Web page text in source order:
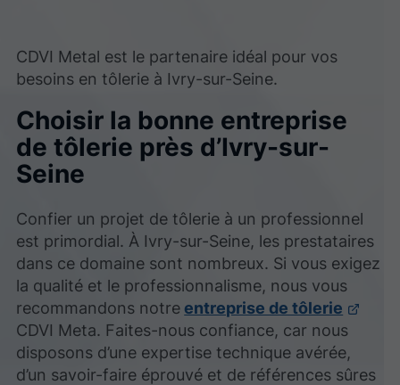
CDVI Metal est le partenaire idéal pour vos
besoins en tôlerie à Ivry-sur-Seine.
Choisir la bonne entreprise
de tôlerie près d’Ivry-sur-
Seine
Confier un projet de tôlerie à un professionnel
est primordial. À Ivry-sur-Seine, les prestataires
dans ce domaine sont nombreux. Si vous exigez
la qualité et le professionnalisme, nous vous
recommandons notre entreprise de tôlerie
CDVI Meta. Faites-nous confiance, car nous
disposons d’une expertise technique avérée,
d’un savoir-faire éprouvé et de références sûres